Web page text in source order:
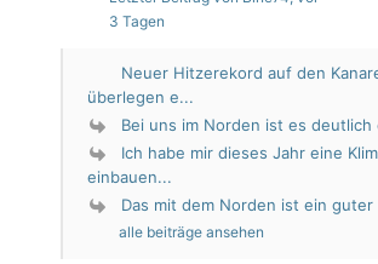
3 Tagen
Neuer Hitzerekord auf den
überlegen e...
Bei uns im Norden ist es deutlich
Ich habe mir dieses Jahr eine
einbauen...
Das mit dem Norden ist ein
alle beiträge ansehen